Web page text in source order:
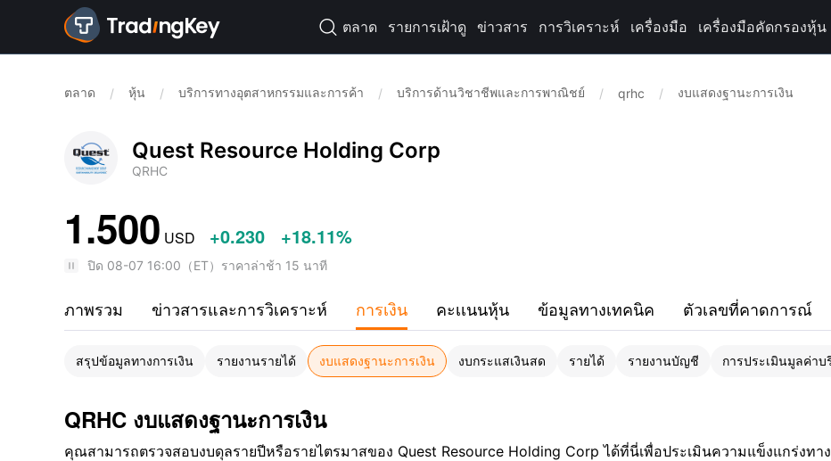
 ตลาด รายการเฝ้าดู ข่าวสาร การวิเคราะห์ เครื่องมือ เครื่องมือคัดกรองหุ้น
ตลาด / หุ้น / บริการทางอุตสาหกรรมและการค้า / บริการด้านวิชาชีพและการพาณิชย์ / qrhc / งบแสดงฐานะการเงิน
Quest Resource Holding Corp
QRHC
1.500 USD +0.230 +18.11%
ปิด 08-07 16:00 （ET） ราคาล่าช้า 15 นาที
ภาพรวม ข่าวสารและการวิเคราะห์ การเงิน คะเเนนหุ้น ข้อมูลทางเทคนิค ตัวเลขที่คาดการณ์
สรุปข้อมูลทางการเงิน รายงานรายได้ งบแสดงฐานะการเงิน งบกระแสเงินสด รายได้ รายงานบัญชี การประเมินมูลค่าบ
QRHC งบแสดงฐานะการเงิน
คุณสามารถตรวจสอบงบดุลรายปีหรือรายไตรมาสของ Quest Resource Holding Corp ได้ที่นี่เพื่อประเมินความแข็งแกร่งท